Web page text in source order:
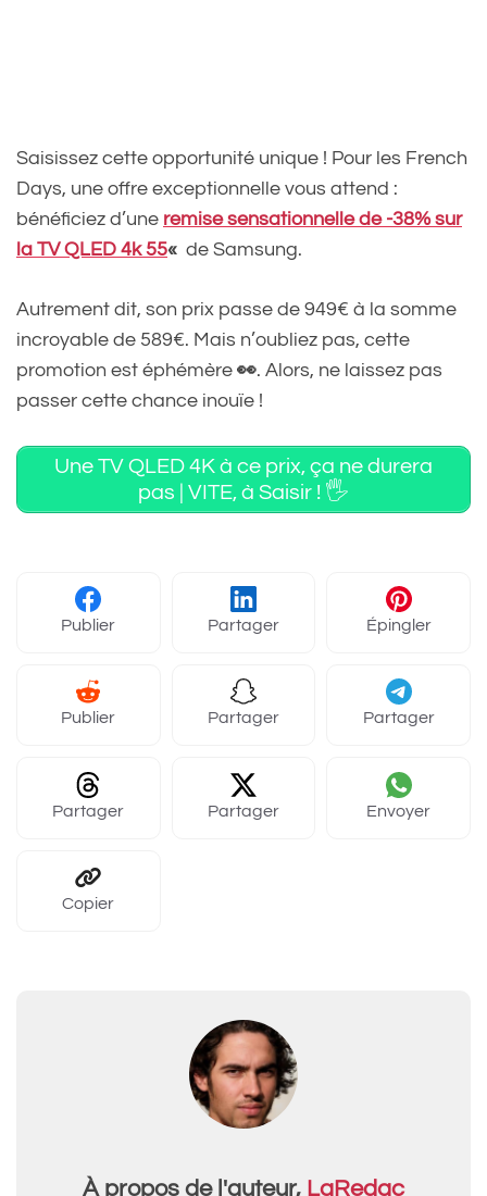
Saisissez cette opportunité unique ! Pour les French
Days, une offre exceptionnelle vous attend :
bénéficiez d’une remise sensationnelle de -38% sur
la TV QLED 4k 55« de Samsung.
Autrement dit, son prix passe de 949€ à la somme
incroyable de 589€. Mais n’oubliez pas, cette
promotion est éphémère 👀. Alors, ne laissez pas
passer cette chance inouïe !
Une TV QLED 4K à ce prix, ça ne durera
pas | VITE, à Saisir ! 🖐️
Publier Partager Épingler
Publier Partager Partager
Partager Partager Envoyer
Copier
À propos de l'auteur, LaRedac